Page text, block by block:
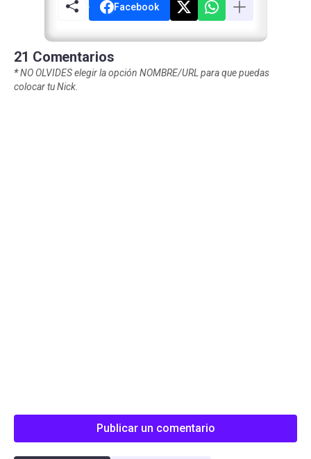
Facebook
21 Comentarios
*NO OLVIDES elegir la opción NOMBRE/URL para que puedas
colocar tu Nick.
Publicar un comentario